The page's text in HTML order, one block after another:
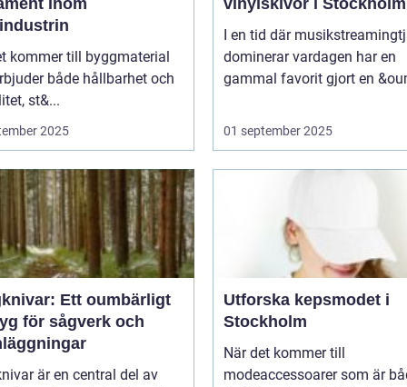
inom
kommer till byggmaterial
både hållbarhet och
st&...
2025
vinylskivor i Stockholm
I en tid där
dominerar vardagen har en
gammal favorit gjort en
01 september 2025
Ett oumbärligt
för sågverk och
är en central del av
Utforska kepsmodet i
Stockholm
När det kommer till
modeaccessoarer som är